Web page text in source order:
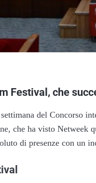
Festival, che
del Concorso
che ha visto Netweek
di presenze con un